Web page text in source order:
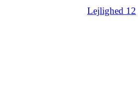
Lejlighed 12